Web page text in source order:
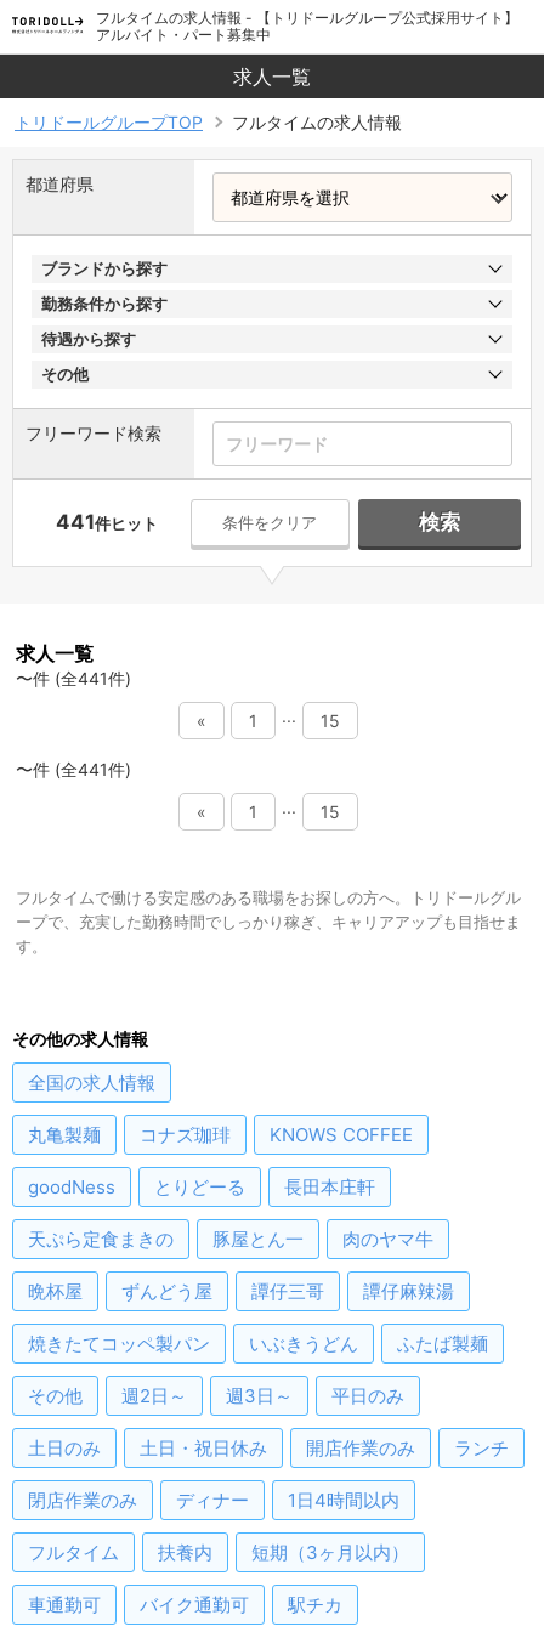
フルタイムの求人情報 - 【トリドールグループ公式採用サイト】
アルバイト・パート募集中
求人一覧
トリドールグループTOP フルタイムの求人情報
都道府県
ブランドから探す
勤務条件から探す
待遇から探す
その他
フリーワード検索
441件ヒット 条件をクリア 検索
求人一覧
〜件 (全441件)
« 1 ... 15
〜件 (全441件)
« 1 ... 15
フルタイムで働ける安定感のある職場をお探しの方へ。トリドールグル
ープで、充実した勤務時間でしっかり稼ぎ、キャリアアップも目指せま
す。
その他の求人情報
全国の求人情報
丸亀製麺 コナズ珈琲 KNOWS COFFEE
goodNess とりどーる 長田本庄軒
天ぷら定食まきの 豚屋とん一 肉のヤマ牛
晩杯屋 ずんどう屋 譚仔三哥 譚仔麻辣湯
焼きたてコッペ製パン いぶきうどん ふたば製麺
その他 週2日～ 週3日～ 平日のみ
土日のみ 土日・祝日休み 開店作業のみ ランチ
閉店作業のみ ディナー 1日4時間以内
フルタイム 扶養内 短期（3ヶ月以内）
車通勤可 バイク通勤可 駅チカ